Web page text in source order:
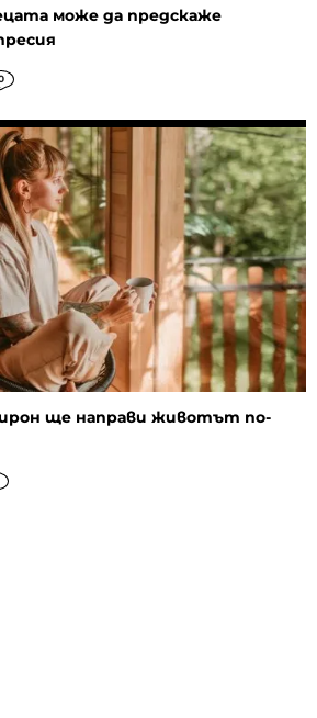
може да предскаже
ще направи животът по-